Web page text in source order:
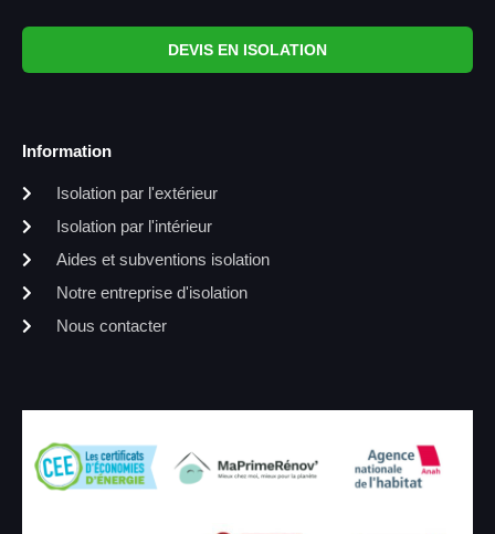
DEVIS EN ISOLATION
Information
Isolation par l'extérieur
Isolation par l'intérieur
Aides et subventions isolation
Notre entreprise d'isolation
Nous contacter